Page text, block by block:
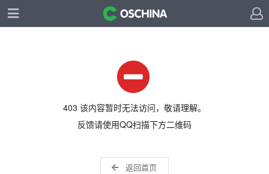
403 该内容暂时无法访问，敬请理解。
反馈请使用QQ扫描下方二维码
返回首页